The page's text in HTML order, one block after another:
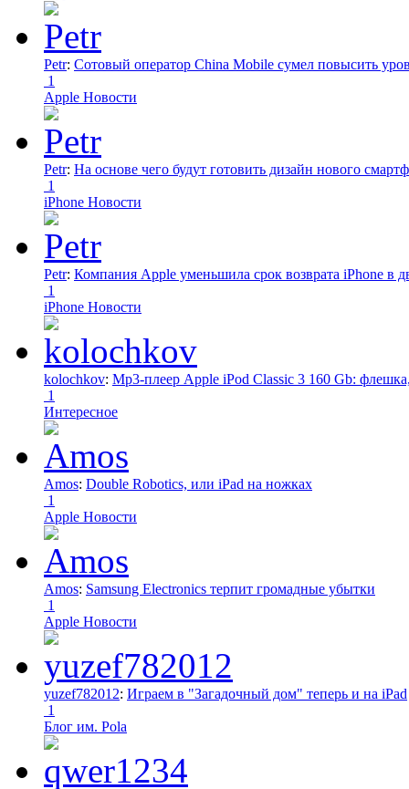
Petr: Сотовый оператор China Mobile сумел повысить
1
Apple Новости
Petr: На основе чего будут готовить дизайн нового
1
iPhone Новости
Petr: Компания Apple уменьшила срок возврата iPhone в
1
iPhone Новости
kolochkov: Mp3-плеер Apple iPod Classic 3 160 Gb:
1
Интересное
Amos: Double Robotics, или iPad на ножках
1
Apple Новости
Amos: Samsung Electronics терпит громадные убытки
1
Apple Новости
yuzef782012: Играем в "Загадочный дом" теперь и на iPad
1
Блог им. Pola